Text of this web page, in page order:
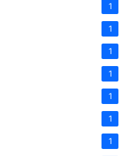
1
1
1
1
1
1
1